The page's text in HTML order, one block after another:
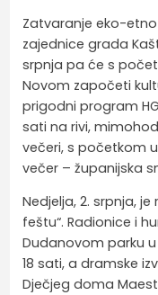
Zatvaranje eko-
zajednice grada
srpnja pa će s
Novom započeti
prigodni program
sati na rivi,
večeri, s početkom
večer – županijska
Nedjelja, 2. srpnja, je
feštu“. Radionice i
Dudanovom parku
18 sati, a dramske
Dječjeg doma